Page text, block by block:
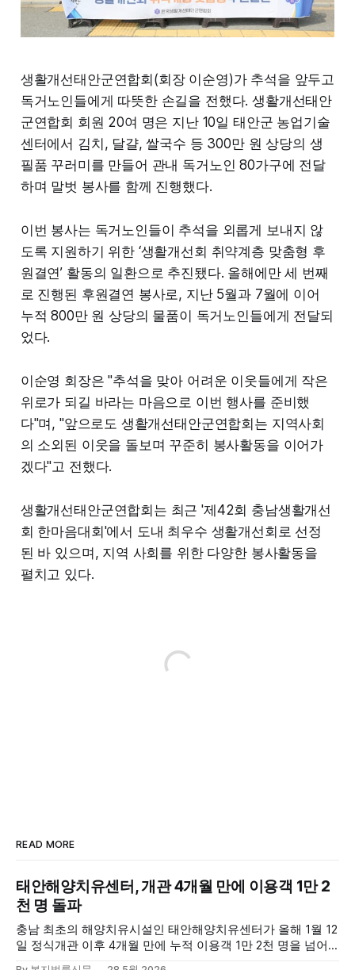
생활개선태안군연합회(회장 이순영)가 추석을 앞두고
독거노인들에게 따뜻한 손길을 전했다. 생활개선태안
군연합회 회원 20여 명은 지난 10일 태안군 농업기술
센터에서 김치, 달걀, 쌀국수 등 300만 원 상당의 생
필품 꾸러미를 만들어 관내 독거노인 80가구에 전달
하며 말벗 봉사를 함께 진행했다.
이번 봉사는 독거노인들이 추석을 외롭게 보내지 않
도록 지원하기 위한 ‘생활개선회 취약계층 맞춤형 후
원결연’ 활동의 일환으로 추진됐다. 올해에만 세 번째
로 진행된 후원결연 봉사로, 지난 5월과 7월에 이어
누적 800만 원 상당의 물품이 독거노인들에게 전달되
었다.
이순영 회장은 "추석을 맞아 어려운 이웃들에게 작은
위로가 되길 바라는 마음으로 이번 행사를 준비했
다"며, "앞으로도 생활개선태안군연합회는 지역사회
의 소외된 이웃을 돌보며 꾸준히 봉사활동을 이어가
겠다"고 전했다.
생활개선태안군연합회는 최근 '제42회 충남생활개선
회 한마음대회'에서 도내 최우수 생활개선회로 선정
된 바 있으며, 지역 사회를 위한 다양한 봉사활동을
펼치고 있다.
READ MORE
태안해양치유센터, 개관 4개월 만에 이용객 1만 2
천 명 돌파
충남 최초의 해양치유시설인 태안해양치유센터가 올해 1월 12
일 정식개관 이후 4개월 만에 누적 이용객 1만 2천 명을 넘어